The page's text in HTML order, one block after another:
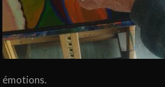
émotions.